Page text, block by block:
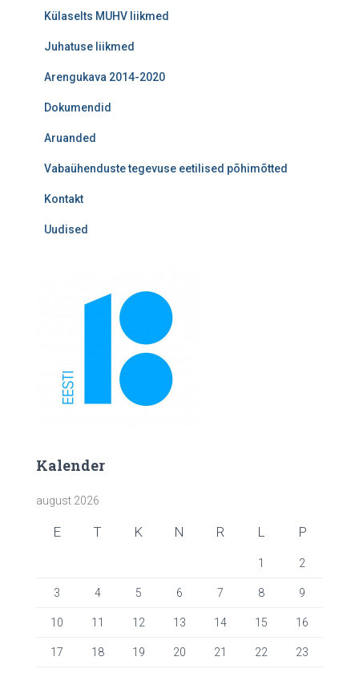
Külaselts MUHV liikmed
Juhatuse liikmed
Arengukava 2014-2020
Dokumendid
Aruanded
Vabaühenduste tegevuse eetilised põhimõtted
Kontakt
Uudised
Kalender
august 2026
E T K N R L P
1 2
3 4 5 6 7 8 9
10 11 12 13 14 15 16
17 18 19 20 21 22 23